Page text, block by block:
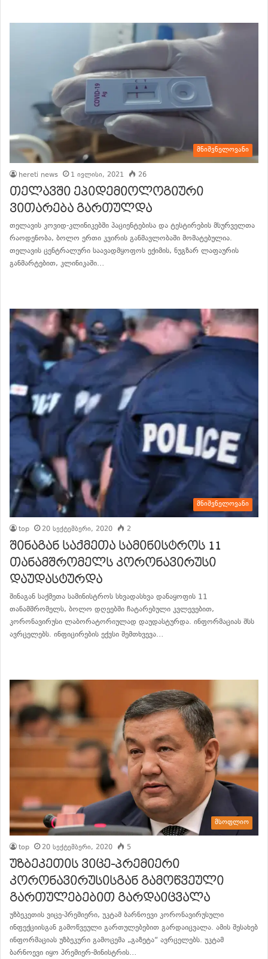
მნიშვნელოვანი
hereti news 1 ივლისი, 2021 26
თელავში ეპიდემიოლოგიური
ვითარება გართულდა
თელავის კოვიდ-კლინიკებში პაციენტებისა და ტესტირების მსურველთა
რაოდენობა, ბოლო ერთი კვირის განმავლობაში მომატებულია.
თელავის ცენტრალური საავადმყოფოს ექიმის, ნუგზარ ლაფაურის
განმარტებით, კლინიკაში…
მნიშვნელოვანი
top 20 სექტემბერი, 2020 2
შინაგან საქმეთა სამინისტროს 11
თანამშრომელს კორონავირუსი
დაუდასტურდა
შინაგან საქმეთა სამინისტროს სხვადასხვა დანაყოფის 11
თანამშრომელს, ბოლო დღეებში ჩატარებული კვლევებით,
კორონავირუსი ლაბორატორიულად დაუდასტურდა. ინფორმაციას შსს
ავრცელებს. ინფიცირების ექვსი შემთხვევა…
მსოფლიო
top 20 სექტემბერი, 2020 5
უზბეკეთის ვიცე-პრემიერი
კორონავირუსისგან გამოწვეული
გართულებებით გარდაიცვალა
უზბეკეთის ვიცე-პრემიერი, უკტამ ბარნოევი კორონავირუსული
ინფექციისგან გამოწვეული გართულებებით გარდაიცვალა. ამის შესახებ
ინფორმაციას უზბეკური გამოცემა „გაზეტა“ ავრცელებს. უკტამ
ბარნოევი იყო პრემიერ-მინისტრის…